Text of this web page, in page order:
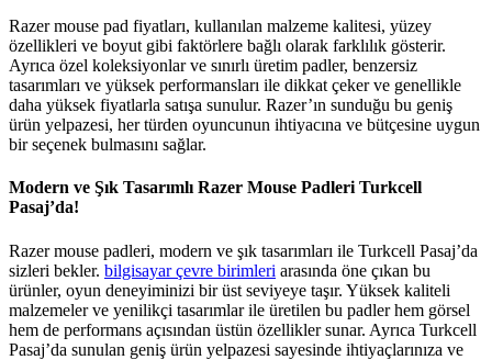
Razer mouse pad fiyatları, kullanılan malzeme kalitesi, yüzey
özellikleri ve boyut gibi faktörlere bağlı olarak farklılık gösterir.
Ayrıca özel koleksiyonlar ve sınırlı üretim padler, benzersiz
tasarımları ve yüksek performansları ile dikkat çeker ve genellikle
daha yüksek fiyatlarla satışa sunulur. Razer’ın sunduğu bu geniş
ürün yelpazesi, her türden oyuncunun ihtiyacına ve bütçesine uygun
bir seçenek bulmasını sağlar.
Modern ve Şık Tasarımlı Razer Mouse Padleri Turkcell
Pasaj’da!
Razer mouse padleri, modern ve şık tasarımları ile Turkcell Pasaj’da
sizleri bekler. bilgisayar çevre birimleri arasında öne çıkan bu
ürünler, oyun deneyiminizi bir üst seviyeye taşır. Yüksek kaliteli
malzemeler ve yenilikçi tasarımlar ile üretilen bu padler hem görsel
hem de performans açısından üstün özellikler sunar. Ayrıca Turkcell
Pasaj’da sunulan geniş ürün yelpazesi sayesinde ihtiyaçlarınıza ve